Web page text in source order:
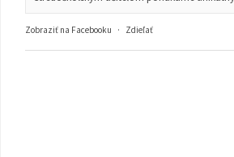
Zobraziť na Facebooku · Zdieľať